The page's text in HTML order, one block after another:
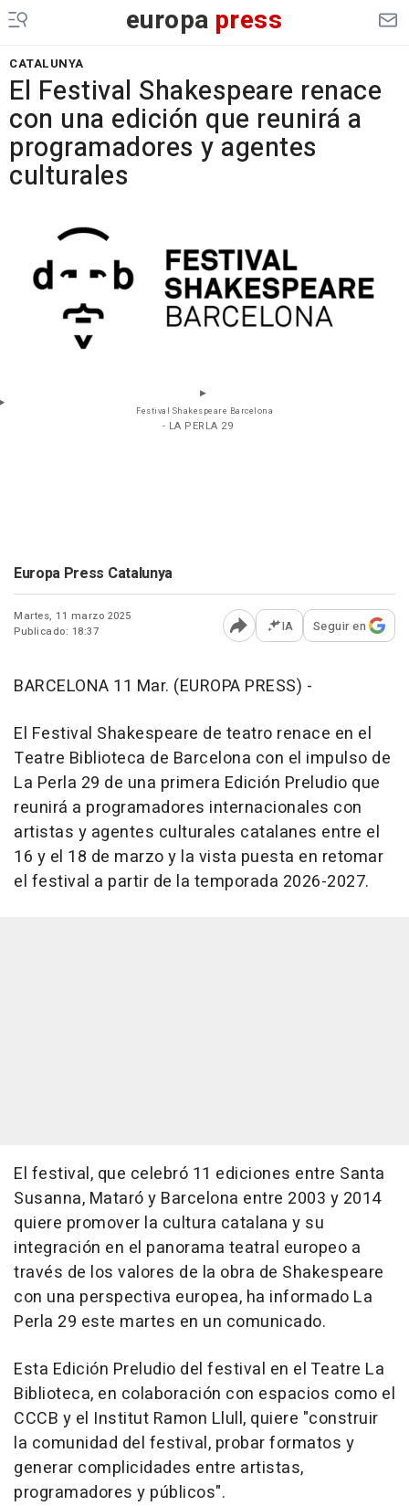
europa press
CATALUNYA
El Festival Shakespeare renace
con una edición que reunirá a
programadores y agentes
culturales
Festival Shakespeare Barcelona
- LA PERLA 29
Europa Press Catalunya
Martes, 11 marzo 2025
Publicado: 18:37
Abrir opciones para
IA Seguir en
BARCELONA 11 Mar. (EUROPA PRESS) -
El Festival Shakespeare de teatro renace en el
Teatre Biblioteca de Barcelona con el impulso de
La Perla 29 de una primera Edición Preludio que
reunirá a programadores internacionales con
artistas y agentes culturales catalanes entre el
16 y el 18 de marzo y la vista puesta en retomar
el festival a partir de la temporada 2026-2027.
El festival, que celebró 11 ediciones entre Santa
Susanna, Mataró y Barcelona entre 2003 y 2014
quiere promover la cultura catalana y su
integración en el panorama teatral europeo a
través de los valores de la obra de Shakespeare
con una perspectiva europea, ha informado La
Perla 29 este martes en un comunicado.
Esta Edición Preludio del festival en el Teatre La
Biblioteca, en colaboración con espacios como el
CCCB y el Institut Ramon Llull, quiere "construir
la comunidad del festival, probar formatos y
generar complicidades entre artistas,
programadores y públicos".